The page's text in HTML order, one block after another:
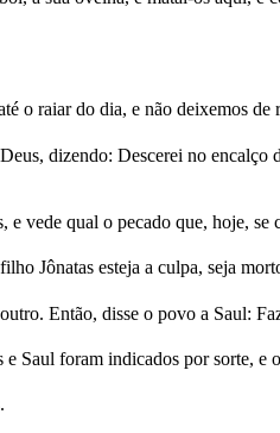
o raiar do dia, e não deixemos
dizendo: Descerei no
vede qual o pecado que, hoje, se
Jônatas esteja a culpa, seja
Então, disse o povo a Saul:
Saul foram indicados por sorte, e